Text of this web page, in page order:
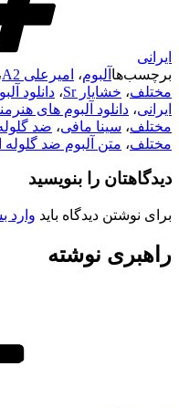
ایرانی
برچسب‌ها آلبوم، امیرعلی A2
مختلف، خشایار Sr ، دانلود
ایرانی، دانلود آلبوم های
مختلف، سینا مافی، ضد
مختلف، متن آلبوم ضد
دیدگاهتان را بنویسید
برای نوشتن دیدگاه باید وارد
راهبری نوشته